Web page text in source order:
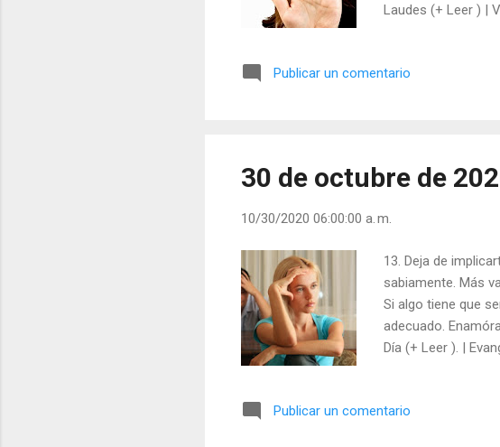
Laudes (+ Leer ) |
Publicar un comentario
30 de octubre de
10/30/2020 06:00:00 a. m.
13. Deja de
sabiamente. Más
Si algo tiene que
adecuado.
Día (+ Leer ). |
Publicar un comentario